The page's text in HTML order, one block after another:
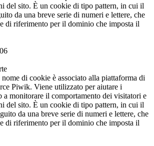
del sito. È un cookie di tipo pattern, in cui il
da una breve serie di numeri e lettere, che
di riferimento per il dominio che imposta il
nome di cookie è associato alla piattaforma di
Piwik. Viene utilizzato per aiutare i
a monitorare il comportamento dei visitatori e
del sito. È un cookie di tipo pattern, in cui il
da una breve serie di numeri e lettere, che
di riferimento per il dominio che imposta il